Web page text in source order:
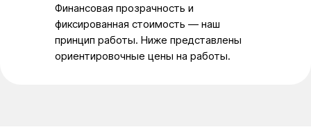
Финансовая прозрачность и
фиксированная стоимость — наш
принцип работы. Ниже представлены
ориентировочные цены на работы.